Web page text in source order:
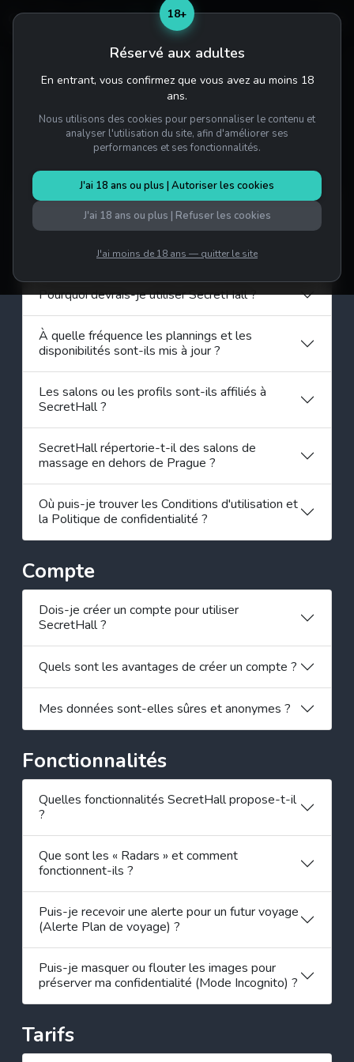
Questions fréquentes
Questions fréquentes
Général
Qu'est-ce que SecretHall ?
Comment ça marche ?
Pourquoi devrais-je utiliser SecretHall ?
À quelle fréquence les plannings et les
disponibilités sont-ils mis à jour ?
Les salons ou les profils sont-ils affiliés à
SecretHall ?
SecretHall répertorie-t-il des salons de
massage en dehors de Prague ?
Où puis-je trouver les Conditions d'utilisation et
la Politique de confidentialité ?
Compte
Dois-je créer un compte pour utiliser
SecretHall ?
Quels sont les avantages de créer un compte ?
Mes données sont-elles sûres et anonymes ?
Fonctionnalités
Quelles fonctionnalités SecretHall propose-t-il
?
Que sont les « Radars » et comment
fonctionnent-ils ?
Puis-je recevoir une alerte pour un futur voyage
(Alerte Plan de voyage) ?
Puis-je masquer ou flouter les images pour
préserver ma confidentialité (Mode Incognito) ?
Tarifs
18+
Réservé aux adultes
En entrant, vous confirmez que vous avez au moins 18
ans.
Nous utilisons des cookies pour personnaliser le contenu et
analyser l'utilisation du site, afin d'améliorer ses
performances et ses fonctionnalités.
J'ai 18 ans ou plus | Autoriser les cookies
J'ai 18 ans ou plus | Refuser les cookies
J'ai moins de 18 ans — quitter le site